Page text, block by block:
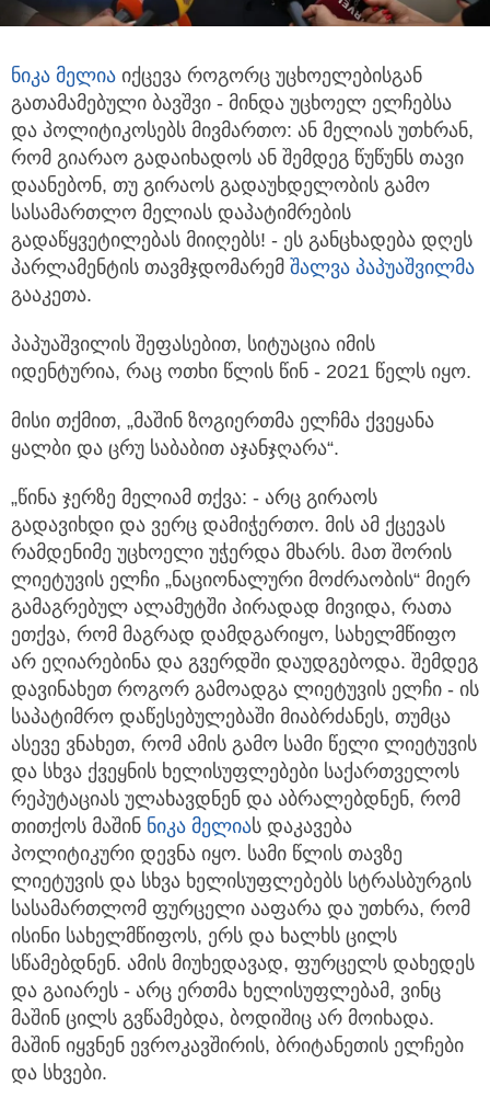
ნიკა მელია იქცევა როგორც უცხოელებისგან
გათამამებული ბავშვი - მინდა უცხოელ ელჩებსა
და პოლიტიკოსებს მივმართო: ან მელიას უთხრან,
რომ გიარაო გადაიხადოს ან შემდეგ წუწუნს თავი
დაანებონ, თუ გირაოს გადაუხდელობის გამო
სასამართლო მელიას დაპატიმრების
გადაწყვეტილებას მიიღებს! - ეს განცხადება დღეს
პარლამენტის თავმჯდომარემ შალვა პაპუაშვილმა
გააკეთა.
პაპუაშვილის შეფასებით, სიტუაცია იმის
იდენტურია, რაც ოთხი წლის წინ - 2021 წელს იყო.
მისი თქმით, „მაშინ ზოგიერთმა ელჩმა ქვეყანა
ყალბი და ცრუ საბაბით აჯანჯღარა“.
„წინა ჯერზე მელიამ თქვა: - არც გირაოს
გადავიხდი და ვერც დამიჭერთო. მის ამ ქცევას
რამდენიმე უცხოელი უჭერდა მხარს. მათ შორის
ლიეტუვის ელჩი „ნაციონალური მოძრაობის“ მიერ
გამაგრებულ ალამუტში პირადად მივიდა, რათა
ეთქვა, რომ მაგრად დამდგარიყო, სახელმწიფო
არ ეღიარებინა და გვერდში დაუდგებოდა. შემდეგ
დავინახეთ როგორ გამოადგა ლიეტუვის ელჩი - ის
საპატიმრო დაწესებულებაში მიაბრძანეს, თუმცა
ასევე ვნახეთ, რომ ამის გამო სამი წელი ლიეტუვის
და სხვა ქვეყნის ხელისუფლებები საქართველოს
რეპუტაციას ულახავდნენ და აბრალებდნენ, რომ
თითქოს მაშინ ნიკა მელიას დაკავება
პოლიტიკური დევნა იყო. სამი წლის თავზე
ლიეტუვის და სხვა ხელისუფლებებს სტრასბურგის
სასამართლომ ფურცელი ააფარა და უთხრა, რომ
ისინი სახელმწიფოს, ერს და ხალხს ცილს
სწამებდნენ. ამის მიუხედავად, ფურცელს დახედეს
და გაიარეს - არც ერთმა ხელისუფლებამ, ვინც
მაშინ ცილს გვწამებდა, ბოდიშიც არ მოიხადა.
მაშინ იყვნენ ევროკავშირის, ბრიტანეთის ელჩები
და სხვები.